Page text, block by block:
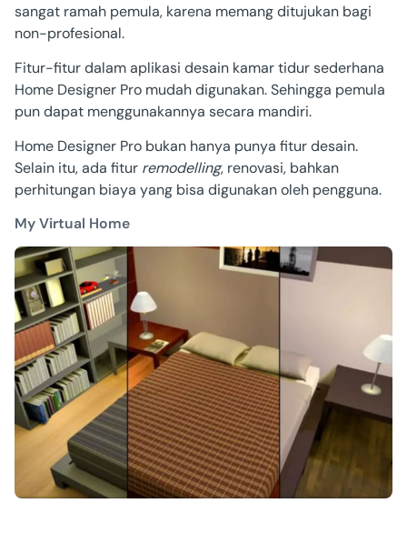
sangat ramah pemula, karena memang ditujukan bagi
non-profesional.
Fitur-fitur dalam aplikasi desain kamar tidur sederhana
Home Designer Pro mudah digunakan. Sehingga pemula
pun dapat menggunakannya secara mandiri.
Home Designer Pro bukan hanya punya fitur desain.
Selain itu, ada fitur remodelling, renovasi, bahkan
perhitungan biaya yang bisa digunakan oleh pengguna.
My Virtual Home